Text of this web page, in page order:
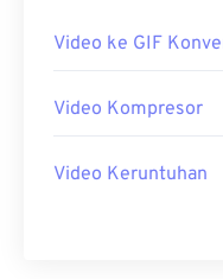
Video ke GIF
Video Kompresor
Video Keruntuhan